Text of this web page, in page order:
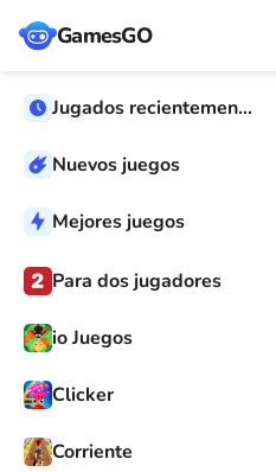
GamesGO
Jugados recientemente
Nuevos juegos
Mejores juegos
Para dos jugadores
io Juegos
Clicker
Corriente